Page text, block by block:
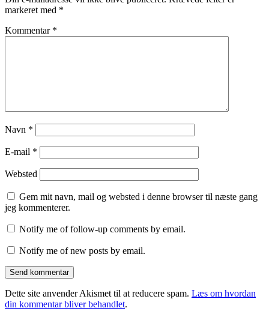
markeret med *
Kommentar *
Navn *
E-mail *
Websted
Gem mit navn, mail og websted i denne browser til næste gang
jeg kommenterer.
Notify me of follow-up comments by email.
Notify me of new posts by email.
Dette site anvender Akismet til at reducere spam. Læs om hvordan
din kommentar bliver behandlet.